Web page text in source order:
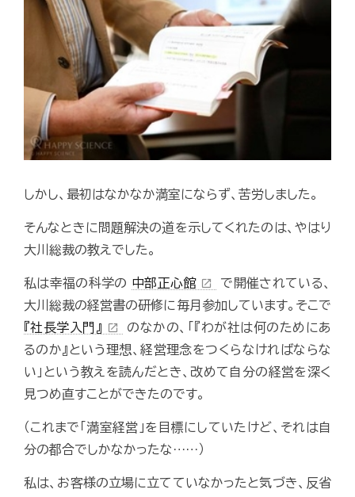
しかし、最初はなかなか満室にならず、苦労しました。
そんなときに問題解決の道を示してくれたのは、やはり
大川総裁の教えでした。
私は幸福の科学の 中部正心館 open_in_new
で開催されている、
大川総裁の経営書の研修に毎月参加しています。そこで
『社長学入門』
open_in_new
のなかの、「『わが社は何のためにあ
るのか』という理想、経営理念をつくらなければならな
い」という教えを読んだとき、改めて自分の経営を深く
見つめ直すことができたのです。
（これまで「満室経営」を目標にしていたけど、それは自
分の都合でしかなかったな……）
私は、お客様の立場に立てていなかったと気づき、反省